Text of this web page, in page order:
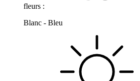
fleurs :
Blanc - Bleu